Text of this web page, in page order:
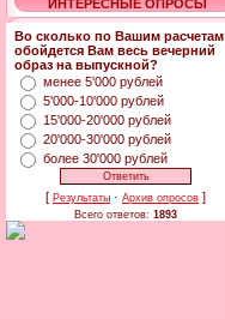
ИНТЕРЕСНЫЕ ОПРОСЫ
Во сколько по Вашим расчетам
обойдется Вам весь вечерний
образ на выпускной?
менее 5'000 рублей
5'000-10'000 рублей
15'000-20'000 рублей
20'000-30'000 рублей
более 30'000 рублей
[ Результаты · Архив опросов ]
Всего ответов: 1893